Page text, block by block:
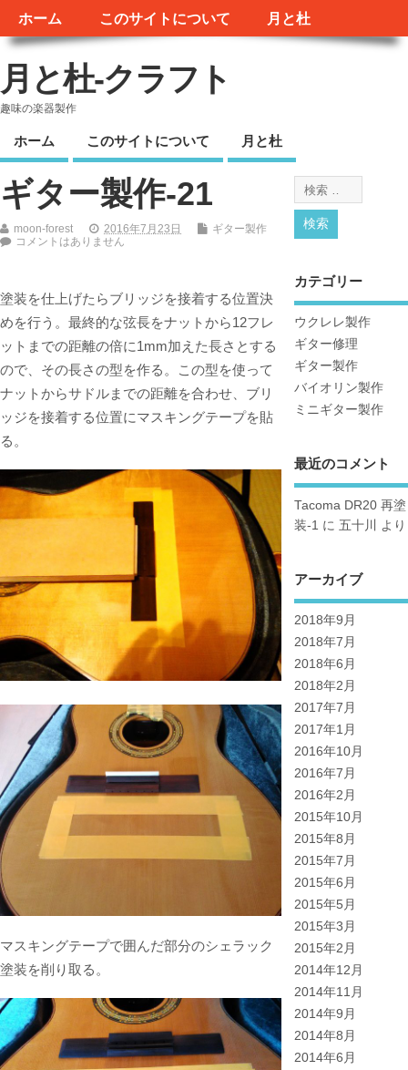
ホーム このサイトについて 月と杜
月と杜-クラフト
趣味の楽器製作
ホーム このサイトについて 月と杜
ギター製作-21
moon-forest 2016年7月23日
ギター製作
コメントはありません
塗装を仕上げたらブリッジを接着する位置決
めを行う。最終的な弦長をナットから12フレ
ットまでの距離の倍に1mm加えた長さとする
ので、その長さの型を作る。この型を使って
ナットからサドルまでの距離を合わせ、ブリ
ッジを接着する位置にマスキングテープを貼
る。
マスキングテープで囲んだ部分のシェラック
塗装を削り取る。
カテゴリー
ウクレレ製作
ギター修理
ギター製作
バイオリン製作
ミニギター製作
最近のコメント
Tacoma DR20 再塗
装-1 に 五十川 より
アーカイブ
2018年9月
2018年7月
2018年6月
2018年2月
2017年7月
2017年1月
2016年10月
2016年7月
2016年2月
2015年10月
2015年8月
2015年7月
2015年6月
2015年5月
2015年3月
2015年2月
2014年12月
2014年11月
2014年9月
2014年8月
2014年6月